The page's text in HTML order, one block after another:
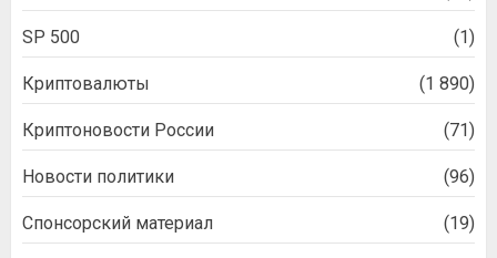
SP 500 (1)
Криптовалюты (1 890)
Криптоновости России (71)
Новости политики (96)
Спонсорский материал (19)